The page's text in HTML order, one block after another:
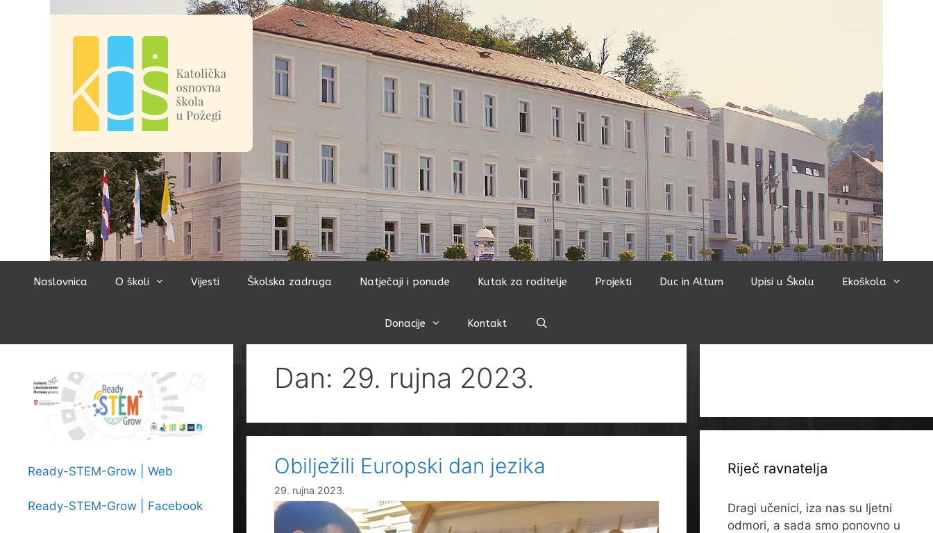
Naslovnica O školi Vijesti Školska zadruga Natječaji i ponude Kutak za roditelje Projekti Duc in Altum Upisi u Školu Ekoškola
Donacije Kontakt
Dan: 29. rujna 2023.
Obilježili Europski dan jezika
29. rujna 2023.
Ready-STEM-Grow | Web
Ready-STEM-Grow | Facebook
Riječ ravnatelja
Dragi učenici, iza nas su ljetni
odmori, a sada smo ponovno u